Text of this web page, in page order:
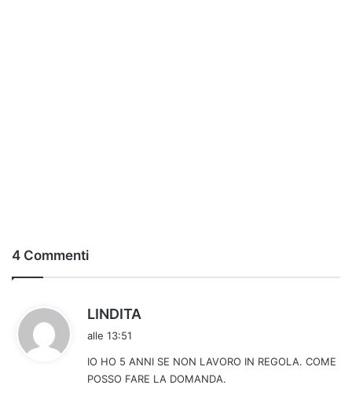
4 Commenti
LINDITA
e
t
alle 13:51
IO HO 5 ANNI SE NON LAVORO IN REGOLA. COME
POSSO FARE LA DOMANDA.